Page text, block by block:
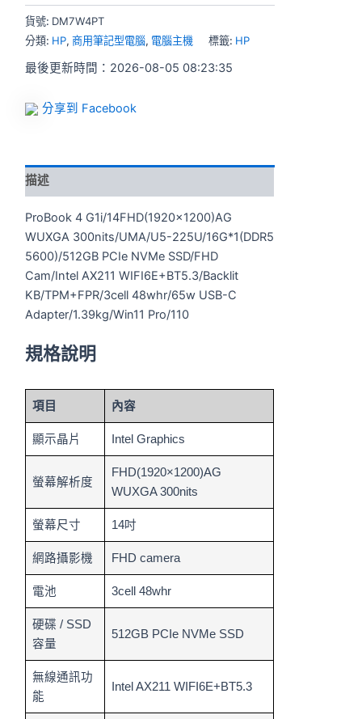
貨號: DM7W4PT
分類: HP,商用筆記型電腦, 電腦主機 標籤: HP
最後更新時間：2026-08-05 08:23:35
分享到 Facebook
描述
ProBook 4 G1i/14FHD(1920×1200)AG
WUXGA 300nits/UMA/U5-225U/16G*1(DDR5
5600)/512GB PCIe NVMe SSD/FHD
Cam/Intel AX211 WIFI6E+BT5.3/Backlit
KB/TPM+FPR/3cell 48whr/65w USB-C
Adapter/1.39kg/Win11 Pro/110
規格說明
項目 內容
顯示晶片 Intel Graphics
螢幕解析度
FHD(1920×1200)AG
WUXGA 300nits
螢幕尺寸 14吋
網路攝影機 FHD camera
電池 3cell 48whr
硬碟 / SSD
容量
512GB PCIe NVMe SSD
無線通訊功
能
Intel AX211 WIFI6E+BT5.3